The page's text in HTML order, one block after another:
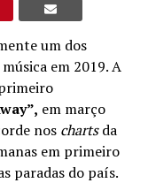
um dos
em 2019. A
em março
nos chartsda
em primeiro
paradas do país.